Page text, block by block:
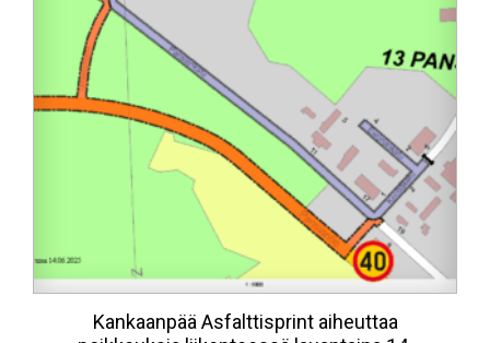
Kankaanpää Asfalttisprint aiheuttaa